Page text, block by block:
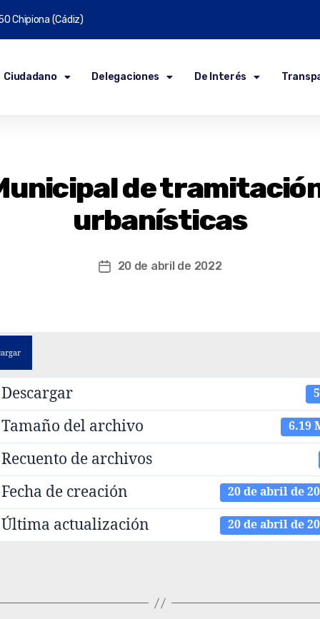
Chipiona (Cádiz)
Ciudadano Delegaciones De Interés
de
urbanísticas
20 de abril de 2022
Descargar
Tamaño del archivo 6.19
Recuento de archivos
Fecha de creación 20 de abril de
Última actualización 20 de abril de